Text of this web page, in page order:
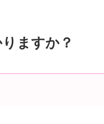
ますか？